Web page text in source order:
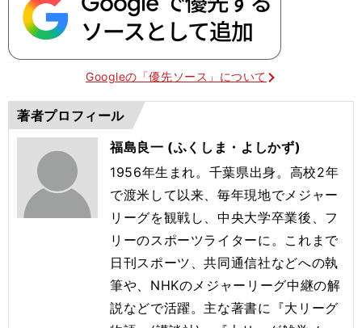
Googleの「優先ソース」について
著者プロフィール
福島良一 (ふくしま・よしかず)
1956年生まれ。千葉県出身。高校2年
で渡米して以来、毎年現地でメジャー
リーグを観戦し、中央大学卒業後、フ
リーのスポーツライターに。これまで
日刊スポーツ、共同通信社などへの執
筆や、NHKのメジャーリーグ中継の解
説などで活躍。主な著書に『大リーグ